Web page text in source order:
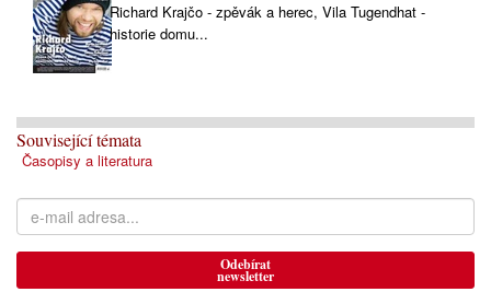
Richard Krajčo - zpěvák a herec, Vila Tugendhat -
historie domu...
Související témata
Časopisy a literatura
Odebírat
newsletter